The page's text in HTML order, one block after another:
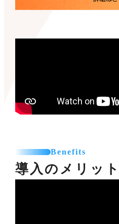
Benefits
導入のメリット